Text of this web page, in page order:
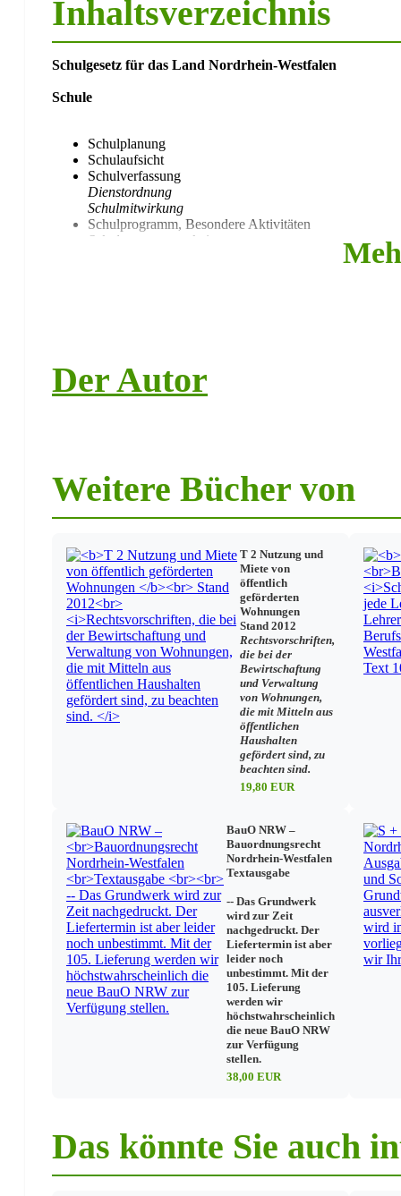
Inhaltsverzeichnis
Schulgesetz für das Land Nordrhein-Westfalen
Schule
Schulplanung
Schulaufsicht
Schulverfassung
Dienstordnung
Schulmitwirkung
Schulprogramm, Besondere Aktivitäten
Schulprogrammarbeit
Gesundheit/Schutz vor Krankheiten
Verwaltung der Schule
Geschäftsverkehr
Verwaltungsverfahren
Schulpflicht/Schulbesuch
Förderung/Beratung
Sonderpädagogische Förderung
Jugendschutz/Jugendarbeitsschutz
Schülerfahrkosten
Lehrkräfte
Lehrkräfte mit Behinderungen
Freistellungen/Urlaub/Mutterschutz
Elternzeit
Fürsorge
Beihilfe
Arbeitsschutz/Gesundheitsschutz
Arbeitszeit/Pflichtstunden
Besoldung, Vergütungen
Besoldung/Entgelte
Nebentätigkeit/Mehrarbeit
Reisekosten
Sonstige Vergütungen
Tarifbeschäftigte
Einstellung/Stellenausschreibung
Zusatzqualifikationen
Fortbildung
Der Autor
Weitere Bücher von
T 2 Nutzung und
Miete von
öffentlich
geförderten
Wohnungen
Stand 2012
Rechtsvorschriften,
die bei der
Bewirtschaftung
und Verwaltung
von Wohnungen,
die mit Mitteln aus
öffentlichen
Haushalten
gefördert sind, zu
beachten sind.
19,80 EUR
BauO NRW –
Bauordnungsrecht
Nordrhein-Westfalen
Textausgabe
-- Das Grundwerk
wird zur Zeit
nachgedruckt. Der
Liefertermin ist aber
leider noch
unbestimmt. Mit der
105. Lieferung
werden wir
höchstwahrscheinlich
die neue BauO NRW
zur Verfügung
stellen.
38,00 EUR
Das könnte Sie auch